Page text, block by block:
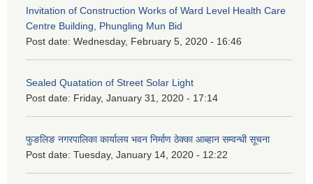
Invitation of Construction Works of Ward Level Health Care
Centre Building, Phungling Mun Bid
Post date: Wednesday, February 5, 2020 - 16:46
Sealed Quatation of Street Solar Light
Post date: Friday, January 31, 2020 - 17:14
फुङलिङ नगरपालिका कार्यालय भवन निर्माण ठेक्का आब्हान सम्वन्धी सूचना
Post date: Tuesday, January 14, 2020 - 12:22